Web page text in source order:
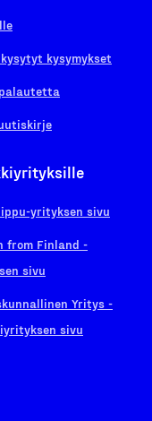
kysymykset
yrityksen sivu
from Finland -
sivu
Yritys -
sivu